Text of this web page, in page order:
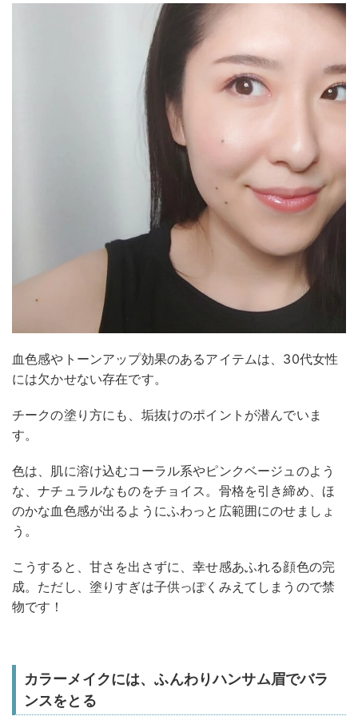
血色感やトーンアップ効果のあるアイテムは、30代女性
には欠かせない存在です。
チークの塗り方にも、垢抜けのポイントが潜んでいま
す。
色は、肌に溶け込むコーラル系やピンクベージュのよう
な、ナチュラルなものをチョイス。骨格を引き締め、ほ
のかな血色感が出るようにふわっと広範囲にのせましょ
う。
こうすると、甘さを出さずに、幸せ感あふれる顔色の完
成。ただし、塗りすぎは子供っぽくみえてしまうので禁
物です！
カラーメイクには、ふんわりハンサム眉でバラ
ンスをとる